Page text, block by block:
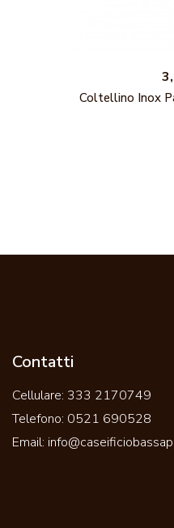
Coltellino Inox
Contatti
Cellulare: 333 2170749
Telefono: 0521 690528
Email: